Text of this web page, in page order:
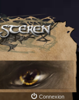
Connexion